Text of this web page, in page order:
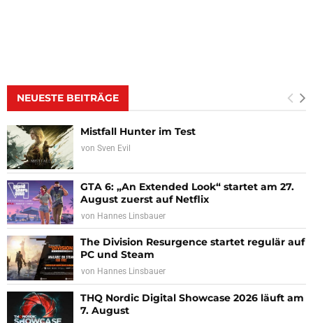
NEUESTE BEITRÄGE
Mistfall Hunter im Test
von Sven Evil
GTA 6: „An Extended Look“ startet am 27.
August zuerst auf Netflix
von Hannes Linsbauer
The Division Resurgence startet regulär auf
PC und Steam
von Hannes Linsbauer
THQ Nordic Digital Showcase 2026 läuft am
7. August